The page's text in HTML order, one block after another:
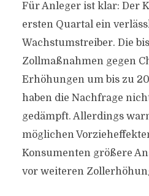
Für Anleger ist klar: Der
ersten Quartal ein
Wachstumstreiber. Die
Zollmaßnahmen gegen
Erhöhungen um bis zu
haben die Nachfrage
gedämpft. Allerdings
möglichen
Konsumenten größere
vor weiteren